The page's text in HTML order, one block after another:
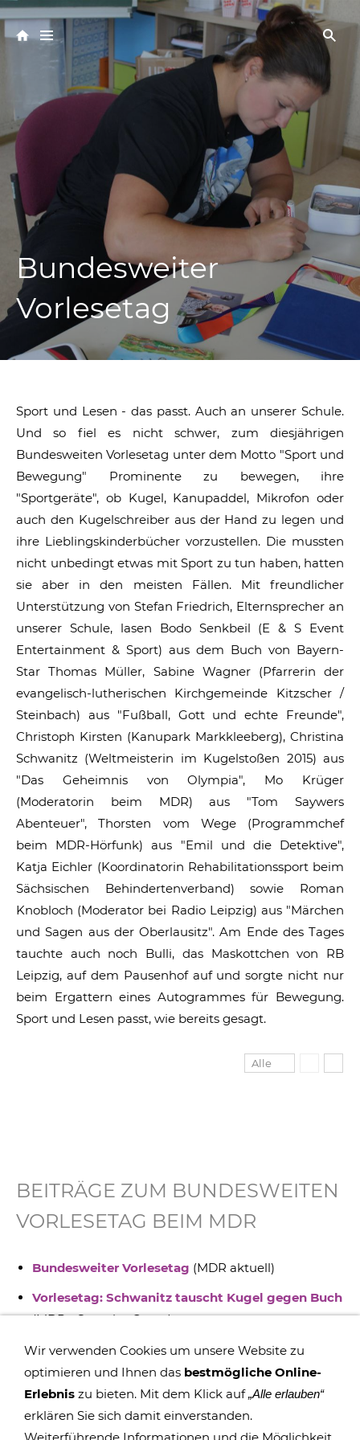
Bundesweiter
Vorlesetag
Sport und Lesen - das passt. Auch an unserer Schule.
Und so fiel es nicht schwer, zum diesjährigen
Bundesweiten Vorlesetag unter dem Motto "Sport und
Bewegung" Prominente zu bewegen, ihre
"Sportgeräte", ob Kugel, Kanupaddel, Mikrofon oder
auch den Kugelschreiber aus der Hand zu legen und
ihre Lieblingskinderbücher vorzustellen. Die mussten
nicht unbedingt etwas mit Sport zu tun haben, hatten
sie aber in den meisten Fällen. Mit freundlicher
Unterstützung von Stefan Friedrich, Elternsprecher an
unserer Schule, lasen Bodo Senkbeil (E & S Event
Entertainment & Sport) aus dem Buch von Bayern-
Star Thomas Müller, Sabine Wagner (Pfarrerin der
evangelisch-lutherischen Kirchgemeinde Kitzscher /
Steinbach) aus "Fußball, Gott und echte Freunde",
Christoph Kirsten (Kanupark Markkleeberg), Christina
Schwanitz (Weltmeisterin im Kugelstoßen 2015) aus
"Das Geheimnis von Olympia", Mo Krüger
(Moderatorin beim MDR) aus "Tom Saywers
Abenteuer", Thorsten vom Wege (Programmchef
beim MDR-Hörfunk) aus "Emil und die Detektive",
Katja Eichler (Koordinatorin Rehabilitationssport beim
Sächsischen Behindertenverband) sowie Roman
Knobloch (Moderator bei Radio Leipzig) aus "Märchen
und Sagen aus der Oberlausitz". Am Ende des Tages
tauchte auch noch Bulli, das Maskottchen von RB
Leipzig, auf dem Pausenhof auf und sorgte nicht nur
beim Ergattern eines Autogrammes für Bewegung.
Sport und Lesen passt, wie bereits gesagt.
Alle
BEITRÄGE ZUM BUNDESWEITEN
VORLESETAG BEIM MDR
Bundesweiter Vorlesetag (MDR aktuell)
Vorlesetag: Schwanitz tauscht Kugel gegen Buch
(MDR - Sport im Osten)
Wir verwenden Cookies um unsere Website zu
optimieren und Ihnen das bestmögliche Online-
Erlebnis zu bieten. Mit dem Klick auf„Alle erlauben“
erklären Sie sich damit einverstanden.